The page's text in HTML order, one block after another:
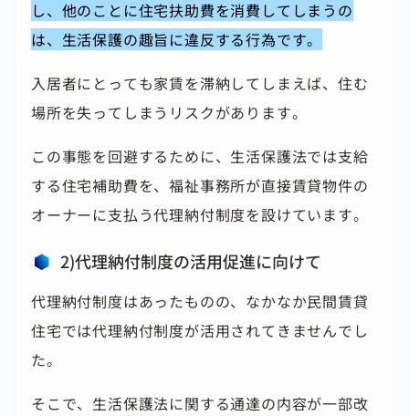
し、他のことに住宅扶助費を消費してしまうの
は、生活保護の趣旨に違反する行為です。
入居者にとっても家賃を滞納してしまえば、住む
場所を失ってしまうリスクがあります。
この事態を回避するために、生活保護法では支給
する住宅補助費を、福祉事務所が直接賃貸物件の
オーナーに支払う代理納付制度を設けています。
2)代理納付制度の活用促進に向けて
代理納付制度はあったものの、なかなか民間賃貸
住宅では代理納付制度が活用されてきませんでし
た。
そこで、生活保護法に関する通達の内容が一部改